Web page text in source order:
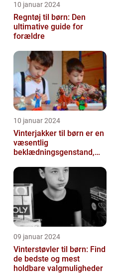
10 januar 2024
Regntøj til børn: Den
ultimative guide for
forældre
10 januar 2024
Vinterjakker til børn er en
væsentlig
beklædningsgenstand,
rolle i at holde...
09 januar 2024
Vinterstøvler til børn: Find
de bedste og mest
holdbare valgmuligheder